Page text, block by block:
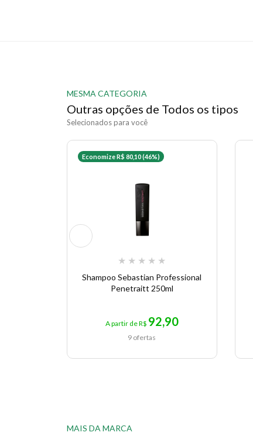
MESMA CATEGORIA
Outras opções de Todos os tipos
Selecionados para você
Economize R$ 80,10 (46%)
★ ★ ★ ★ ★
Shampoo Sebastian Professional
Penetraitt 250ml
A partir de R$ 92,90
9 ofertas
MAIS DA MARCA